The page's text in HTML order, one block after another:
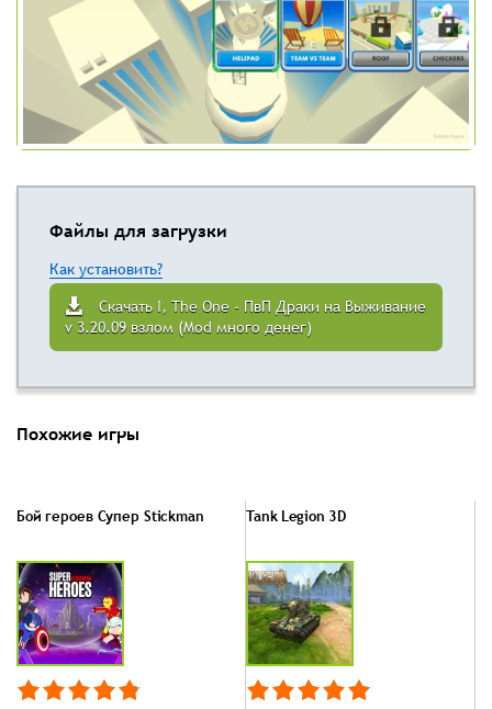
Файлы для загрузки
Как установить?
Скачать I, The One - ПвП Драки на Выживание
v 3.20.09 взлом (Mod много денег)
Похожие игры
Бой героев Супер Stickman Tank Legion 3D